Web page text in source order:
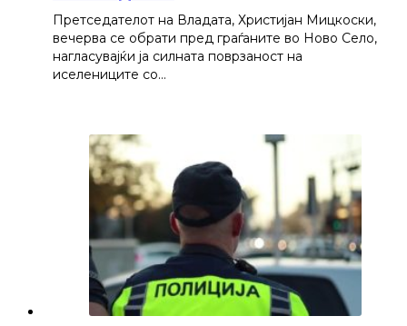
Претседателот на Владата, Христијан Мицкоски,
вечерва се обрати пред граѓаните во Ново Село,
нагласувајќи ја силната поврзаност на
иселениците со…